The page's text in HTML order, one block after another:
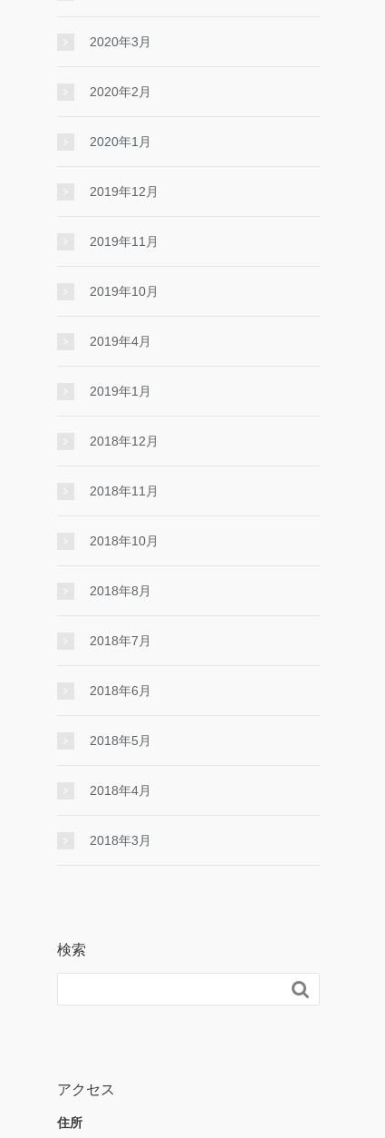
2020年3月
2020年2月
2020年1月
2019年12月
2019年11月
2019年10月
2019年4月
2019年1月
2018年12月
2018年11月
2018年10月
2018年8月
2018年7月
2018年6月
2018年5月
2018年4月
2018年3月
検索

アクセス
住所